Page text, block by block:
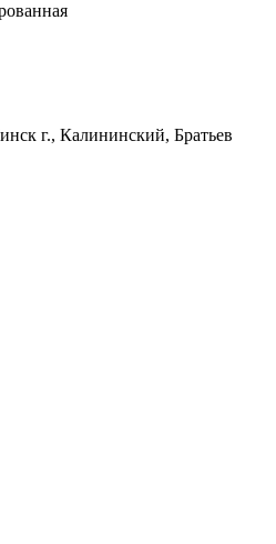
г., Калининский, Братьев